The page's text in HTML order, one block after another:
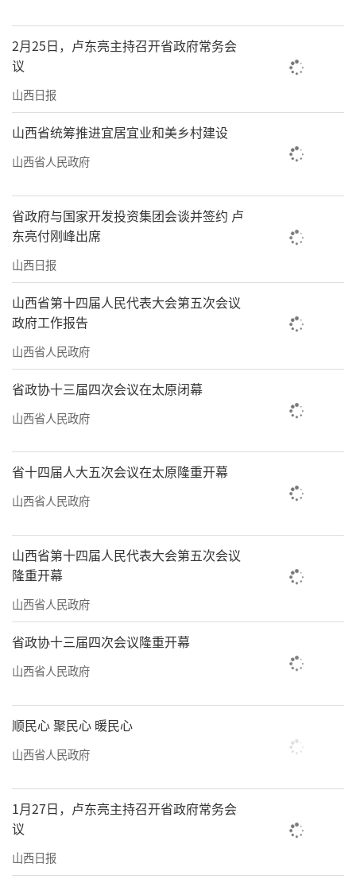
2月25日，卢东亮主持召开省政府常务会
议
山西日报
山西省统筹推进宜居宜业和美乡村建设
山西省人民政府
省政府与国家开发投资集团会谈并签约 卢
东亮付刚峰出席
山西日报
山西省第十四届人民代表大会第五次会议
政府工作报告
山西省人民政府
省政协十三届四次会议在太原闭幕
山西省人民政府
省十四届人大五次会议在太原隆重开幕
山西省人民政府
山西省第十四届人民代表大会第五次会议
隆重开幕
山西省人民政府
省政协十三届四次会议隆重开幕
山西省人民政府
顺民心 聚民心 暖民心
山西省人民政府
1月27日，卢东亮主持召开省政府常务会
议
山西日报